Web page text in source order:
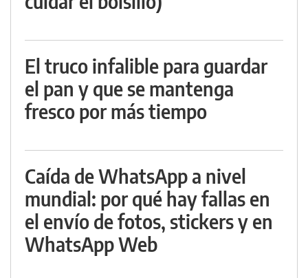
El truco infalible para guardar
el pan y que se mantenga
fresco por más tiempo
Caída de WhatsApp a nivel
mundial: por qué hay fallas en
el envío de fotos, stickers y en
WhatsApp Web